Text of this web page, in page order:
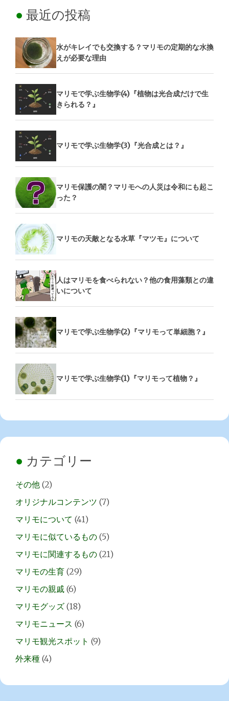
最近の投稿
水がキレイでも交換する？マリモの定期的な水換
えが必要な理由
マリモで学ぶ生物学(4)『植物は光合成だけで生
きられる？』
マリモで学ぶ生物学(3)『光合成とは？』
マリモ保護の闇？マリモへの人災は令和にも起こ
った？
マリモの天敵となる水草『マツモ』について
人はマリモを食べられない？他の食用藻類との違
いについて
マリモで学ぶ生物学(2)『マリモって単細胞？』
マリモで学ぶ生物学(1)『マリモって植物？』
カテゴリー
その他 (2)
オリジナルコンテンツ (7)
マリモについて (41)
マリモに似ているもの (5)
マリモに関連するもの (21)
マリモの生育 (29)
マリモの親戚 (6)
マリモグッズ (18)
マリモニュース (6)
マリモ観光スポット (9)
外来種 (4)